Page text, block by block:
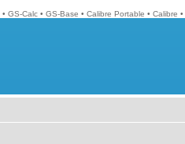
• GS-Calc • GS-Base • Calibre Portable • Calibre •